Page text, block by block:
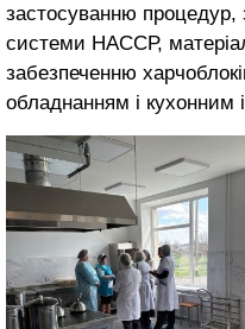
застосуванню процедур,
системи НАССР,
забезпеченню
обладнанням і кухонним